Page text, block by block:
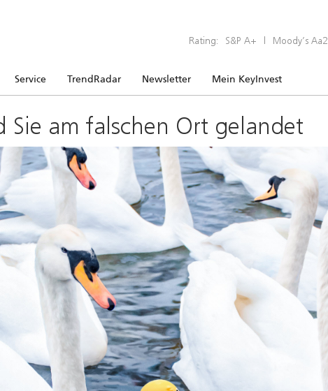
Rating: S&P A+ | Moody’s Aa2
Service TrendRadar Newsletter Mein KeyInvest
Sie am falschen Ort gelandet